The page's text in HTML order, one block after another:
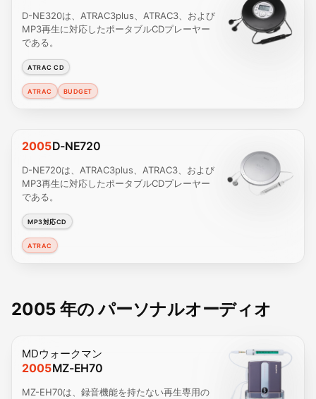
D-NE320は、ATRAC3plus、ATRAC3、および
MP3再生に対応したポータブルCDプレーヤー
である。
ATRAC CD
ATRAC BUDGET
2005D-NE720
D-NE720は、ATRAC3plus、ATRAC3、および
MP3再生に対応したポータブルCDプレーヤー
である。
MP3対応CD
ATRAC
2005 年の パーソナルオーディオ
MDウォークマン
2005MZ-EH70
MZ-EH70は、録音機能を持たない再生専用の